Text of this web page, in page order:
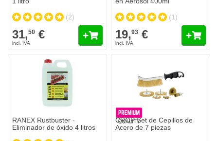
(2)
31,50 €
(1)
19,93 €
RANEX Rustbuster -
Eliminador de óxido 4 litros
CROP Set de Cepillos de
Acero de 7 piezas